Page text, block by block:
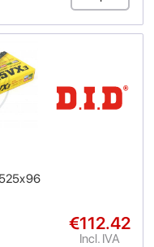
€112.42
Incl. IVA